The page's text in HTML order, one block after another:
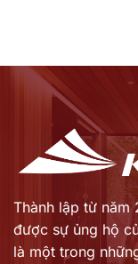
Thành lập từ năm
được sự ủng hộ
là một trong